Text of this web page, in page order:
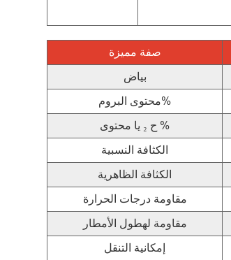
صفة مميزة
بياض
محتوى البروم%
ح ₂ يا محتوى %
الكثافة النسبية
الكثافة الظاهرية
مقاومة درجات الحرارة
مقاومة لهطول الأمطار
إمكانية التنقل